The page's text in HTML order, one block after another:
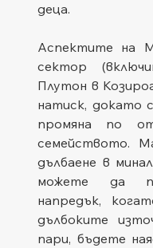
деца.
Аспектите на
сектор
Плутон в
натиск, докато
промяна по
семейството.
дълбаене в
можете да
напредък,
дълбоките
пари, бъдете